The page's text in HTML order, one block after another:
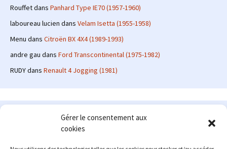
Gérer le consentement aux
cookies
Rouffetdans Panhard Type IE70 (1957-1960)
laboureau lucien dans Velam Isetta (1955-1958)
Menu dans Citroën BX 4X4 (1989-1993)
andre gau dans Ford Transcontinental (1975-1982)
RUDYdans Renault 4 Jogging (1981)
Le site en quelques mots
: passionné d'automobile ancienne depuis de